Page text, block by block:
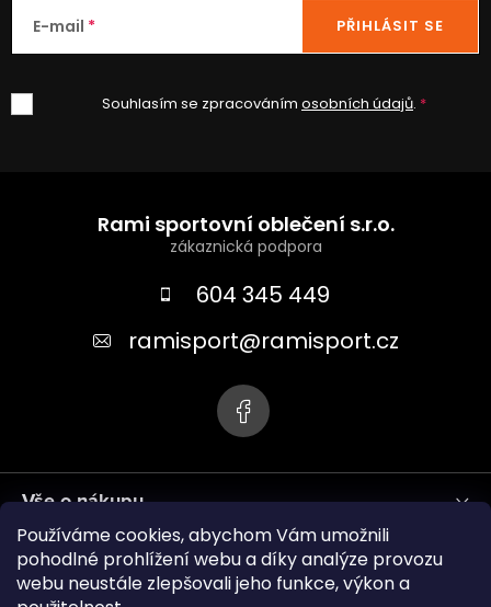
Používáme cookies, abychom Vám umožnili
pohodlné prohlížení webu a díky analýze provozu
webu neustále zlepšovali jeho funkce, výkon a
E-mail
Souhlasím se zpracováním osobních údajů.
PŘIHLÁSIT SE
Rami sportovní oblečení s.r.o.
604 345 449
ramisport@ramisport.cz
Vše o nákupu
Informace pro vás